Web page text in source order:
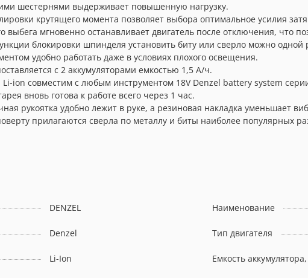
шестернями выдерживает повышенную нагрузку.
крутящего момента позволяет выбора оптимальное усилия
выбега мгновенно останавливает двигатель после отключения, что
блокировки шпинделя установить биту или сверло можно одной
удобно работать даже в условиях плохого освещения.
с 2 аккумуляторами емкостью 1,5 А/ч.
ion совместим с любым инструментом 18V Denzel battery system
вновь готова к работе всего через 1 час.
рукоятка удобно лежит в руке, а резиновая накладка уменьшает
прилагаются сверла по металлу и биты наиболее популярных
DENZEL Наименование
Denzel Тип двигателя
Li-Ion Емкость